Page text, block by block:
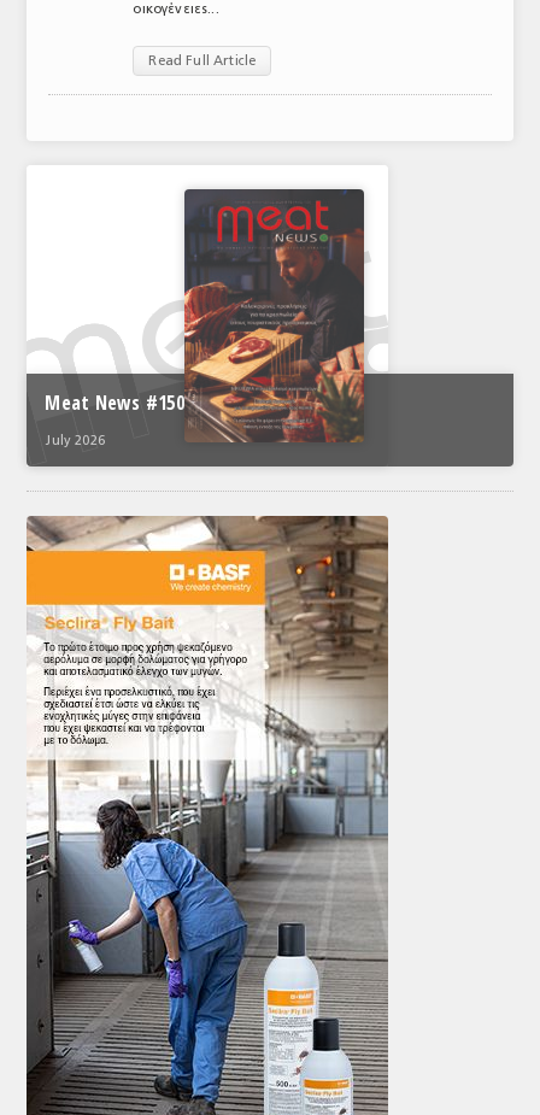
ΕΞΟΠΛΙΣΜΟΣ
ΥΠΗΡΕΣΙΕΣ
ΕΜΠΟΡΙΚΟΙ ΑΝΤΙΠΡΟΣΩΠΟΙ
ΝΟΜΟΘΕΣΙΑ
ΕΛΛΗΝΙΚΗ ΝΟΜΟΘΕΣΙΑ
ΕΥΡΩΠΑΪΚΗ ΝΟΜΟΘΕΣΙΑ
ΤΟ ΠΕΡΙΟΔΙΚΟ
Profile
ΑΡΧΕΙΟ ΤΕΥΧΩΝ
ΣΥΝΕΔΡΙΟ ΚΡΕΑΤΟΣ
οικογένειες...
Read Full Article
Meat News #150
July 2026